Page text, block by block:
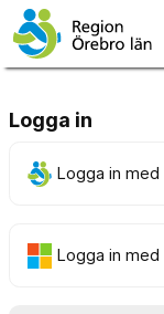
Logga in
Logga in med
Logga in med